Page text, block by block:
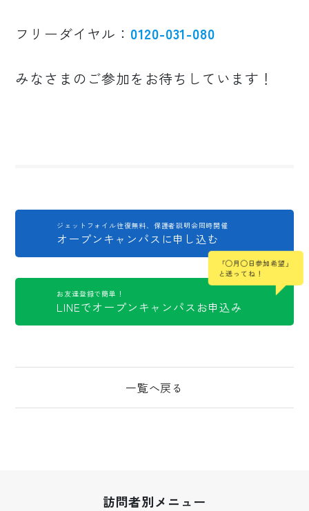
フリーダイヤル： 0120-031-080
みなさまのご参加をお待ちしています！
ジェットフォイル往復無料、保護者説明会同時開催
オープンキャンパスに申し込む
お友達登録で簡単！
LINEでオープンキャンパスお申込み
「◯月◯日参加希望」
と送ってね！
一覧へ戻る
訪問者別メニュー